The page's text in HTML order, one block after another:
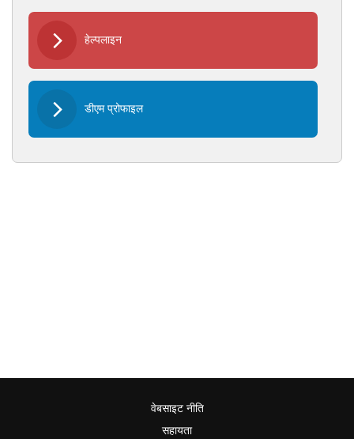
हेल्पलाइन
डीएम प्रोफाइल
वेबसाइट नीति
सहायता